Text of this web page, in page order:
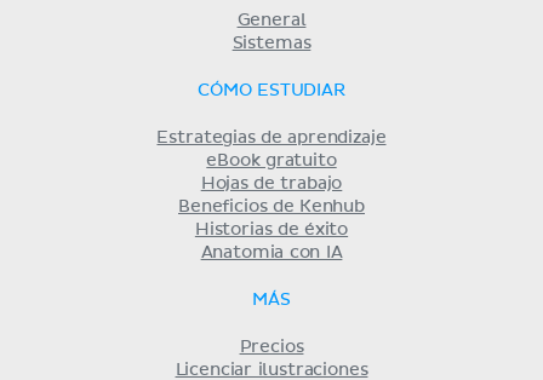
General
Sistemas
CÓMO ESTUDIAR
Estrategias de aprendizaje
eBook gratuito
Hojas de trabajo
Beneficios de Kenhub
Historias de éxito
Anatomia con IA
MÁS
Precios
Licenciar ilustraciones